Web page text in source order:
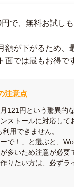
で、無料お試し
額が下がるため、
面では最もお得で
注意点
121円という驚異的
ストールに対応して
用できません。
で！」と選ぶと、
多いため注意が必要
りたい方は、必ずラ